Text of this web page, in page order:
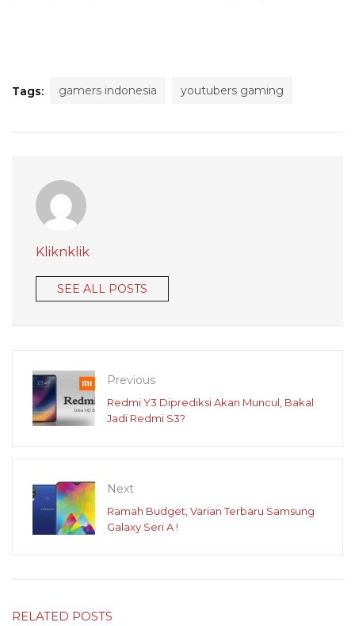
Tags: gamers indonesia youtubers gaming
Kliknklik
SEE ALL POSTS
Previous
Redmi Y3 Diprediksi Akan Muncul, Bakal
Jadi Redmi S3?
Next
Ramah Budget, Varian Terbaru Samsung
Galaxy Seri A !
RELATED POSTS